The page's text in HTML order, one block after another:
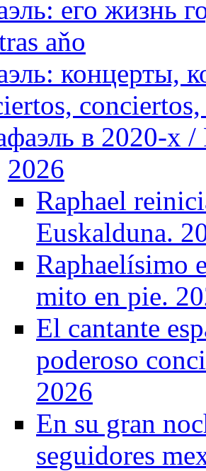
его жизнь
aňo
концерты,
в 2020-х /
2026
Raphael
Euskalduna.
Raphaelísimo
mito en pie.
El cantante
poderoso
2026
En su gran
seguidores